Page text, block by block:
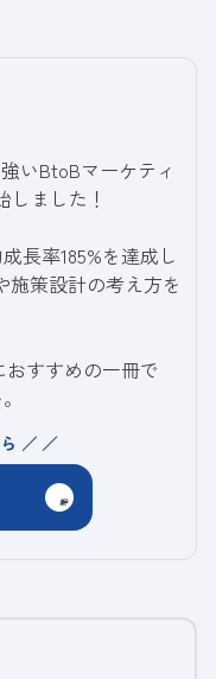
いBtoBマーケティ
しました！
長率185%を達成し
施策設計の考え方を
すすめの一冊で
／